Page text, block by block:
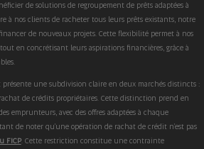
de solutions de regroupement de prêts adaptées à
à nos clients de racheter tous leurs prêts existants, notre
de nouveaux projets. Cette flexibilité permet à nos
en concrétisant leurs aspirations financières, grâce à
une subdivision claire en deux marchés distincts :
de crédits propriétaires. Cette distinction prend en
emprunteurs, avec des offres adaptées à chaque
de noter qu'une opération de rachat de crédit n'est pas
FICP. Cette restriction constitue une contrainte